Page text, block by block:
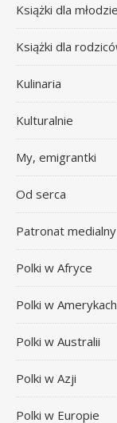
Książki dla
Książki dla
Kulinaria
Kulturalnie
My, emigrantki
Od serca
Patronat medialny
Polki w Afryce
Polki w Amerykach
Polki w Australii
Polki w Azji
Polki w Europie